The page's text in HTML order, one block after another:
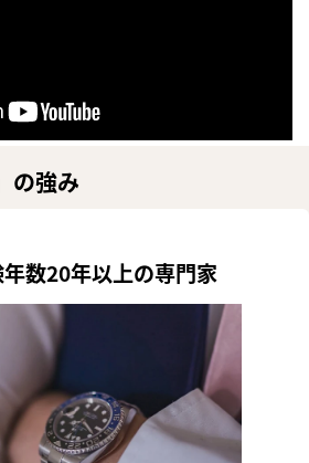
の強み
数20年以上の専門家